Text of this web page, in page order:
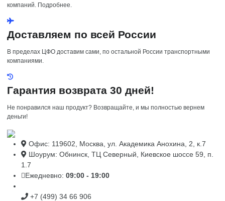
компаний. Подробнее.
Доставляем по всей России
В пределах ЦФО доставим сами, по остальной России транспортными
компаниями.
Гарантия возврата 30 дней!
Не понравился наш продукт? Возвращайте, и мы полностью вернем
деньги!
Офис: 119602, Москва, ул. Академика Анохина, 2, к.7
Шоурум: Обнинск, ТЦ Северный, Киевское шоссе 59, п.
1.7
Ежедневно: 09:00 - 19:00
+7 (499) 34 66 906